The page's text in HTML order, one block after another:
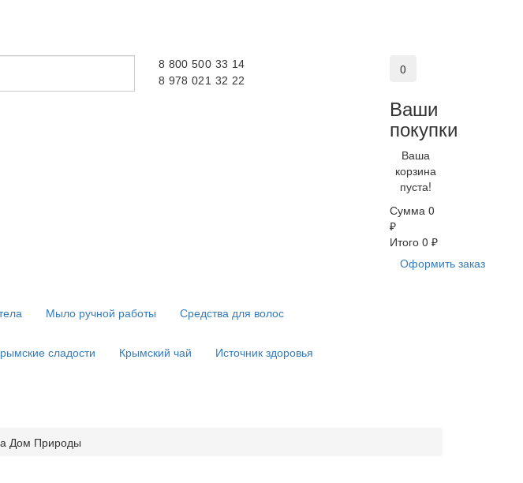
8 800 500 33 14
8 978 021 32 22
0
Ваши
покупки
Ваша
корзина
пуста!
Сумма 0
₽
Итого 0 ₽
Оформить заказ
Мыло ручной работы Средства для волос
сладости Крымский чай Источник здоровья
Дом Природы